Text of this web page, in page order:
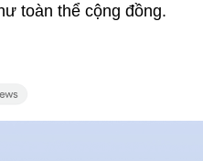
toàn thể cộng đồng.